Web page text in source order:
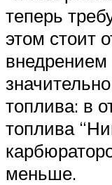
теперь
этом стоит
внедрением
топлива: в
топлива
меньше.